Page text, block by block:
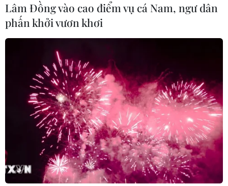
Lâm Đồng vào cao điểm vụ cá Nam, ngư dân
phấn khởi vươn khơi